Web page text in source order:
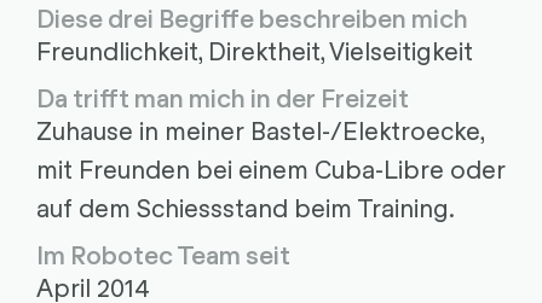
Diese drei Begriffe beschreiben mich
Freundlichkeit, Direktheit, Vielseitigkeit
Da trifft man mich in der Freizeit
Zuhause in meiner Bastel-/Elektroecke,
mit Freunden bei einem Cuba-Libre oder
auf dem Schiessstand beim Training.
Im Robotec Team seit
April 2014